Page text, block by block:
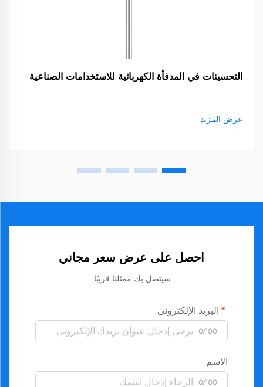
التحسينات في المدفأة الكهربائية للاستخدامات الصناعية
عرض المزيد
احصل على عرض سعر مجاني
سيتصل بك ممثلنا قريبًا.
البريد الإلكتروني
0/100
الاسم
0/100